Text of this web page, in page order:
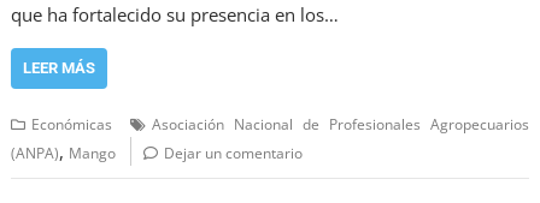
que ha fortalecido su presencia en los…
LEER MÁS
Económicas
Asociación Nacional de Profesionales Agropecuarios
(ANPA), Mango Dejar un comentario